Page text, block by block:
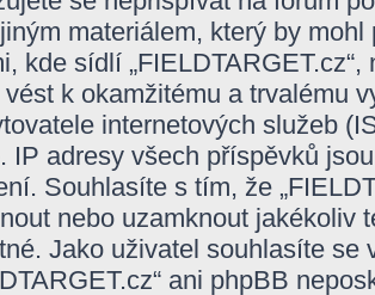
materiálem, který by
kde sídlí
vést k okamžitému a trvalému
internetových služeb
IP adresy všech příspěvků
Souhlasíte s tím, že
nebo uzamknout jakékoliv
Jako uživatel souhlasíte
ani phpBB